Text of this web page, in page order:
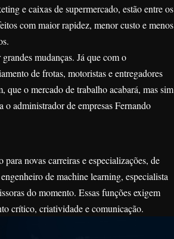
e caixas de supermercado, estão entre os
com maior rapidez, menor custo e menos
mudanças. Já que com o
de frotas, motoristas e entregadores
que o mercado de trabalho acabará, mas sim
o administrador de empresas Fernando
novas carreiras e especializações, de
de machine learning, especialista
do momento. Essas funções exigem
crítico, criatividade e comunicação.